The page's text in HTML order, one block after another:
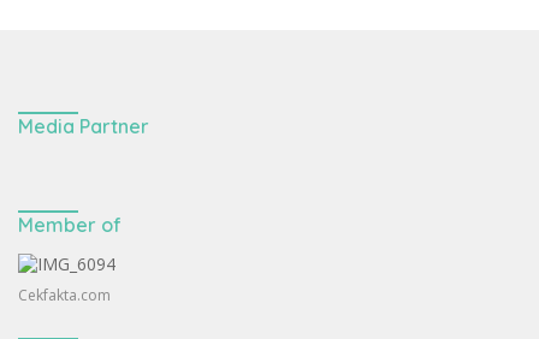
Media Partner
Member of
Cekfakta.com